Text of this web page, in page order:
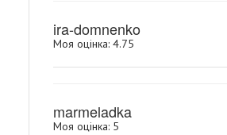
ira-domnenko
Моя оцінка: 4.75
marmeladka
Моя оцінка: 5